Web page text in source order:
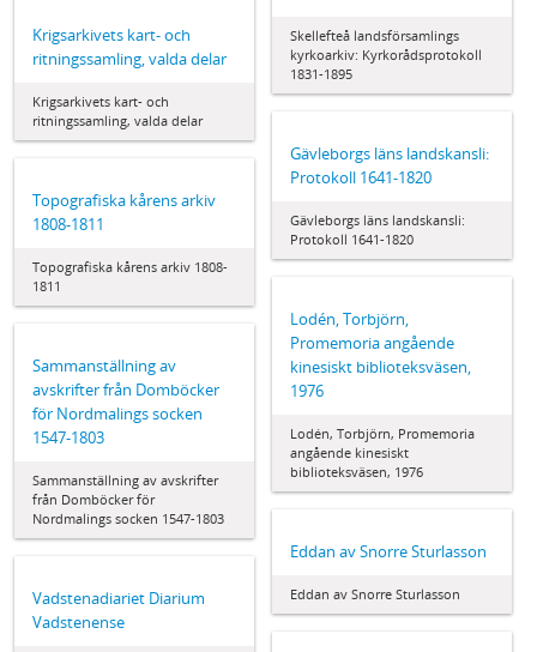
Skellefteå landsförsamlings
kyrkoarkiv: Kyrkorådsprotokoll
1831-1895
Krigsarkivets kart- och
ritningssamling, valda delar
Krigsarkivets kart- och
ritningssamling, valda delar
Gävleborgs läns landskansli:
Protokoll 1641-1820
Gävleborgs läns landskansli:
Protokoll 1641-1820
Topografiska kårens arkiv
1808-1811
Topografiska kårens arkiv 1808-
1811
Lodén, Torbjörn,
Promemoria angående
kinesiskt biblioteksväsen,
1976
Lodén, Torbjörn, Promemoria
angående kinesiskt
biblioteksväsen, 1976
Sammanställning av
avskrifter från Domböcker
för Nordmalings socken
1547-1803
Sammanställning av avskrifter
från Domböcker för
Nordmalings socken 1547-1803
Eddan av Snorre Sturlasson
Eddan av Snorre Sturlasson
Vadstenadiariet Diarium
Vadstenense